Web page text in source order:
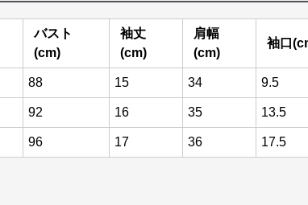
バスト
(cm)
袖丈
(cm)
肩幅
(cm)
袖口
88 15 34 9.5
92 16 35 13.5
96 17 36 17.5